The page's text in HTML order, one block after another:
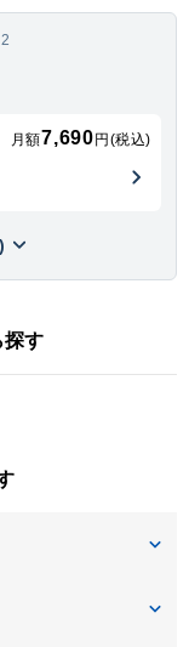
月額7,690円(税込)
探す